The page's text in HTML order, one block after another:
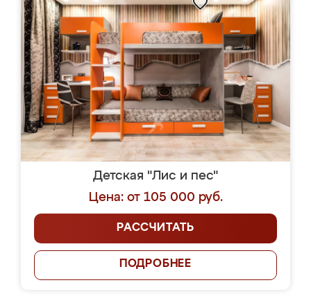
Детская "Лис и пес"
Цена: от 105 000 руб.
РАССЧИТАТЬ
ПОДРОБНЕЕ